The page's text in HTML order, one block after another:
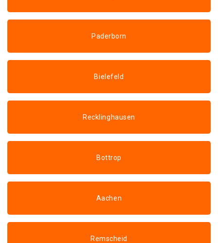
Paderborn
Bielefeld
Recklinghausen
Bottrop
Aachen
Remscheid